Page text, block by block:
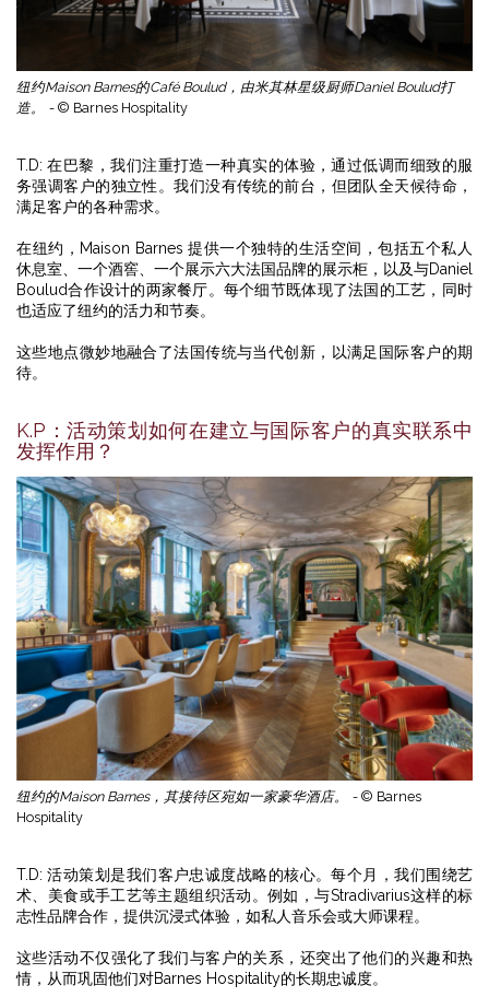
纽约Maison Barnes的Café Boulud，由米其林星级厨师Daniel Boulud打
造。 - © Barnes Hospitality
T.D: 在巴黎，我们注重打造一种真实的体验，通过低调而细致的服
务强调客户的独立性。我们没有传统的前台，但团队全天候待命，
满足客户的各种需求。
在纽约，Maison Barnes 提供一个独特的生活空间，包括五个私人
休息室、一个酒窖、一个展示六大法国品牌的展示柜，以及与Daniel
Boulud合作设计的两家餐厅。每个细节既体现了法国的工艺，同时
也适应了纽约的活力和节奏。
这些地点微妙地融合了法国传统与当代创新，以满足国际客户的期
待。
K.P：活动策划如何在建立与国际客户的真实联系中
发挥作用？
纽约的Maison Barnes，其接待区宛如一家豪华酒店。 - © Barnes
Hospitality
T.D: 活动策划是我们客户忠诚度战略的核心。每个月，我们围绕艺
术、美食或手工艺等主题组织活动。例如，与Stradivarius这样的标
志性品牌合作，提供沉浸式体验，如私人音乐会或大师课程。
这些活动不仅强化了我们与客户的关系，还突出了他们的兴趣和热
情，从而巩固他们对Barnes Hospitality的长期忠诚度。